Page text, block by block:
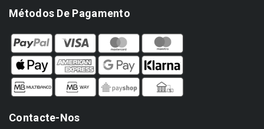
Métodos De Pagamento
Contacte-Nos